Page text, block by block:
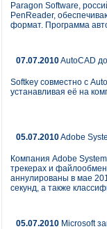
Paragon Software,
PenReader,
формат. Программа
07.07.2010AutoCAD
Softkey совместно с
устанавливая её на
05.07.2010Adobe
Компания Adobe
трекерах и
аннулированы в мае
секунд, а также
05.07.2010 Microsoft